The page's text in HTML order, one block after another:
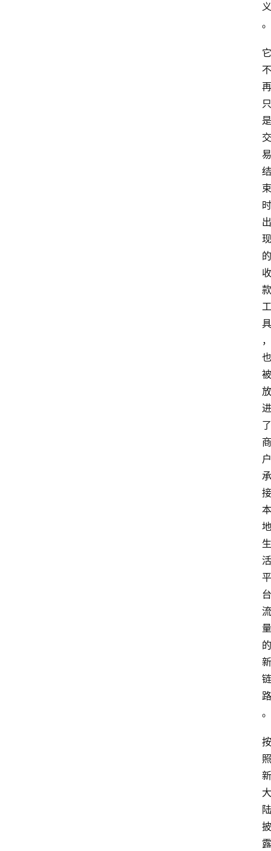
义
。
它
不
再
只
是
交
易
结
束
时
出
现
的
收
款
工
具
，
也
被
放
进
了
商
户
承
接
本
地
生
活
平
台
流
量
的
新
链
路
。
按
照
新
大
陆
披
露